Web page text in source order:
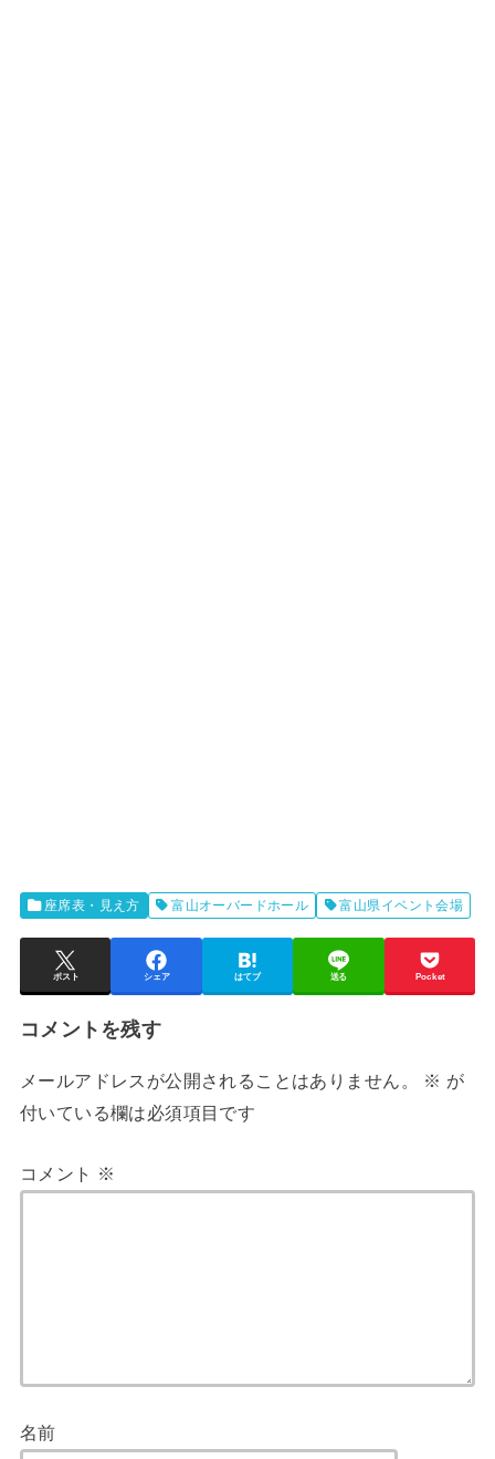
座席表・見え方 富山オーバードホール 富山県イベント会場
ポスト シェア はてブ 送る Pocket
コメントを残す
メールアドレスが公開されることはありません。 ※ が
付いている欄は必須項目です
コメント ※
名前